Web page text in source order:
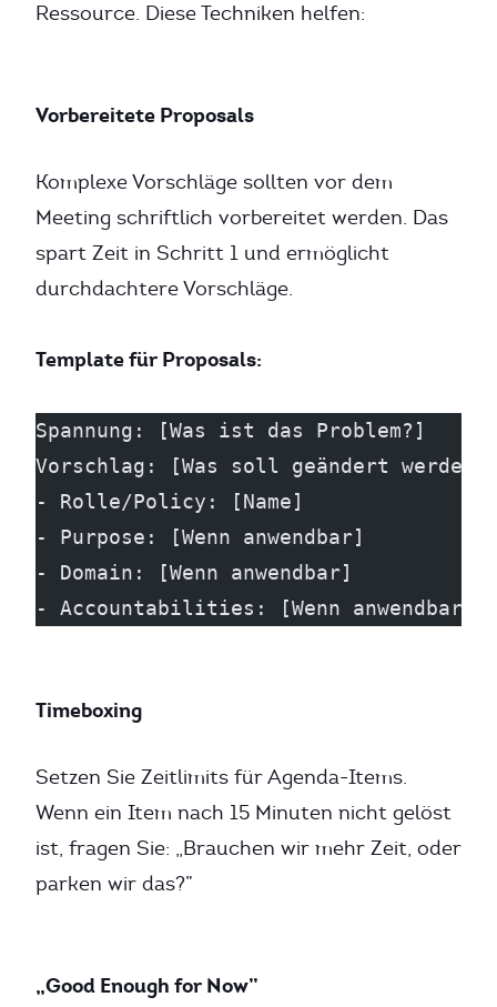
Ressource. Diese Techniken helfen:
Vorbereitete Proposals
Komplexe Vorschläge sollten vor dem
Meeting schriftlich vorbereitet werden. Das
spart Zeit in Schritt 1 und ermöglicht
durchdachtere Vorschläge.
Template für Proposals:
Spannung: [Was ist das Problem?]
Vorschlag: [Was soll geändert
- Rolle/Policy: [Name]
- Purpose: [Wenn anwendbar]
- Domain: [Wenn anwendbar]
- Accountabilities: [Wenn anwendbar]
Timeboxing
Setzen Sie Zeitlimits für Agenda-Items.
Wenn ein Item nach 15 Minuten nicht gelöst
ist, fragen Sie: „Brauchen wir mehr Zeit, oder
parken wir das?”
„Good Enough for Now”